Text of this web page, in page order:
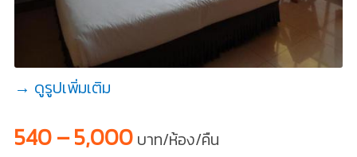
→ ดูรูปเพิ่มเติม
540 – 5,000บาท/ห้อง/คืน